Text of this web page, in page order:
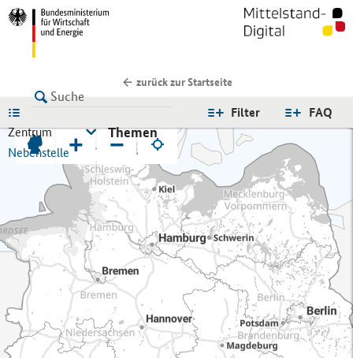
zurück zur Startseite
FAQ
Filter
Zentrum
Nebenstelle
Themen
+ −